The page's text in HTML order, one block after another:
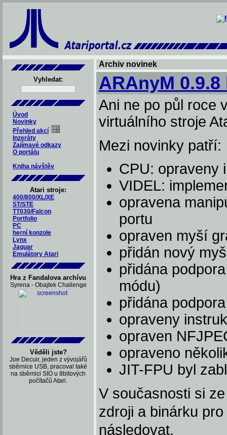
Vyhledat:
Úvod
Novinky
Přehled akcí
Inzeráty
Zajímavé odkazy
O portálu
Kniha návštěv
Atari stroje:
400/800/XL/XE
ST/STE
TT030/Falcon
Portfolio
PC
herní konzole
Lynx
Jaguar
Emulátory Atari
Hra z Fandalova archívu
Syrena - Obajtek Challenge
Věděli jste?
Joe Decuir, jeden z vývojářů
sběrnice USB, pracoval také
na sběrnici SIO u 8bitových
počítačů Atari.
Archiv novinek
ARAnyM 0.9.8
Ani ne po půl roce
virtuálního stroje
Mezi novinky patří:
CPU: opraveny
VIDEL:
opravena
portu
opraven myší
přidán nový
přidána
módu)
přidána
opraveny
opraven
opraveno
JIT-FPU byl
V současnosti si
zdroji a binárku
následovat.